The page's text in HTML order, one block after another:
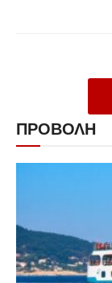
ΠΡΟΒΟΛΗ